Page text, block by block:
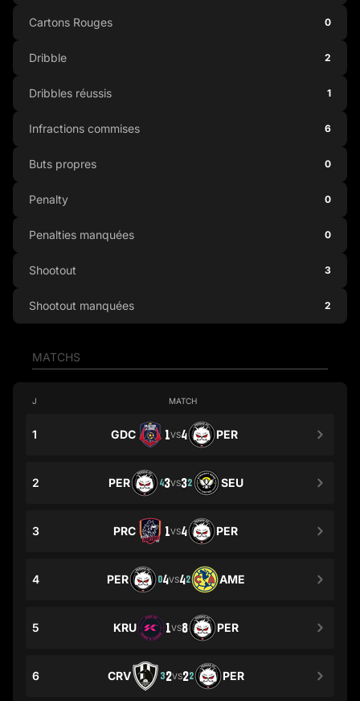
MATCHS
J MATCH
1 GDC 1VS4 PER
2 PER 43VS32 SEU
3 PRC 1VS4 PER
4 PER 04VS42 AME
5 KRU 1VS8 PER
6 CRV 32VS22 PER
Cartons Rouges 0
Dribble 2
Dribbles réussis 1
Infractions commises 6
Buts propres 0
Penalty 0
Penalties manquées 0
Shootout 3
Shootout manquées 2